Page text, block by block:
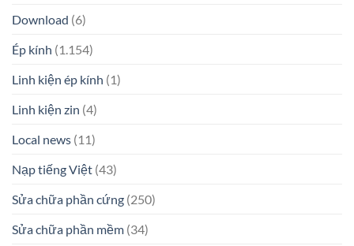
Download (6)
Ép kính (1.154)
Linh kiện ép kính (1)
Linh kiện zin (4)
Local news (11)
Nạp tiếng Việt (43)
Sửa chữa phần cứng (250)
Sửa chữa phần mềm (34)